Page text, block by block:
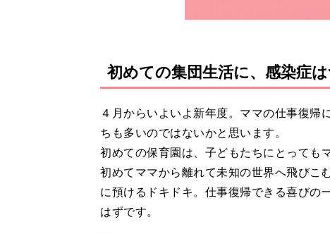
初めての集団生活に、感染症
４月からいよいよ新年度。ママの仕事復帰
ちも多いのではないかと思います。
初めての保育園は、子どもたちにとっても
初めてママから離れて未知の世界へ飛びこ
に預けるドキドキ。仕事復帰できる喜びの
はずです。